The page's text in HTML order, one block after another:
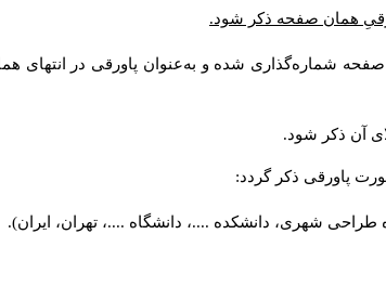
همان صفحه ذکر شود.
صفحه شماره‌گذاری شده و به‌عنوان پاورقی در انتهای
آن ذکر شود.
پاورقی ذکر گردد:
طراحی شهری، دانشکده ....، دانشگاه ....، تهران، ایران).